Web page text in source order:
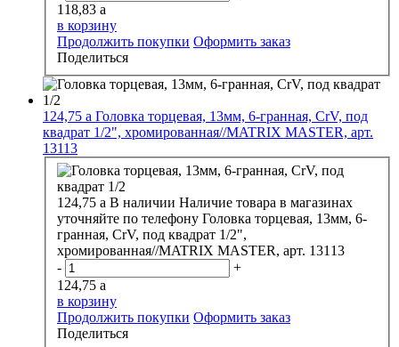
118,83 a
в корзину
Продолжить покупки Оформить заказ
Поделиться
124,75 a Головка торцевая, 13мм, 6-гранная, CrV, под
квадрат 1/2", хромированная//MATRIX MASTER, арт.
13113
124,75 a В наличии Наличие товара в магазинах
уточняйте по телефону Головка торцевая, 13мм, 6-
гранная, CrV, под квадрат 1/2",
хромированная//MATRIX MASTER, арт. 13113
-
+
124,75 a
в корзину
Продолжить покупки Оформить заказ
Поделиться